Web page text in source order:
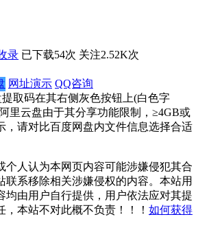
录 已下载54次 关注2.52K次
网址演示 QQ咨询
取码在其右侧灰色按钮上(白色字
里云盘由于其分享功能限制，≥4GB或
，请对比百度网盘内文件信息选择合适
个人认为本网页内容可能涉嫌侵犯其合
联系移除相关涉嫌侵权的内容。本站用
均由用户自行提供，用户依法应对其提
本站不对此概不负责！！！ 如何获得